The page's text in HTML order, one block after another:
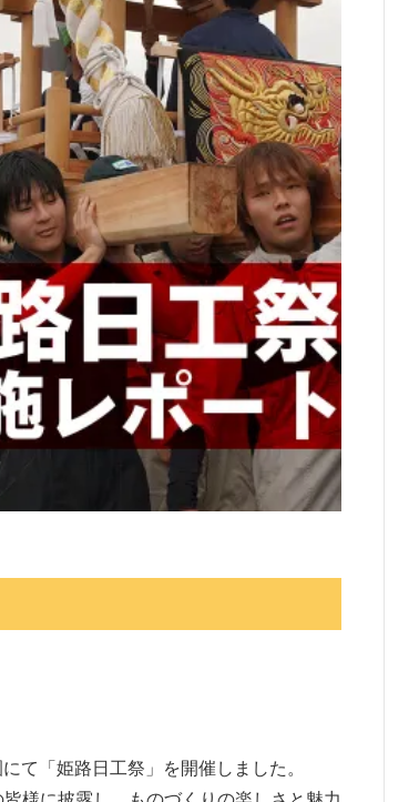
て「姫路日工祭」を開催しました。